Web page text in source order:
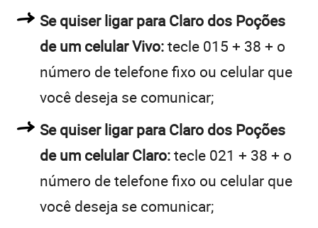
Se quiser ligar para Claro dos Poções
de um celular Vivo:tecle 015 + 38 + o
número de telefone fixo ou celular que
você deseja se comunicar;
Se quiser ligar para Claro dos Poções
de um celular Claro:tecle 021 + 38 + o
número de telefone fixo ou celular que
você deseja se comunicar;